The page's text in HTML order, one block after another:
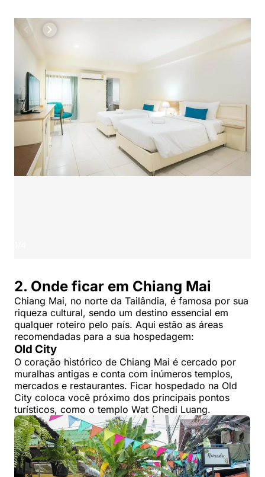
2. Onde ficar em Chiang Mai
Chiang Mai, no norte da Tailândia, é famosa por sua
riqueza cultural, sendo um destino essencial em
qualquer roteiro pelo país. Aqui estão as áreas
recomendadas para a sua hospedagem:
Old City
O coração histórico de Chiang Mai é cercado por
muralhas antigas e conta com inúmeros templos,
mercados e restaurantes. Ficar hospedado na Old
City coloca você próximo dos principais pontos
turísticos, como o templo Wat Chedi Luang.